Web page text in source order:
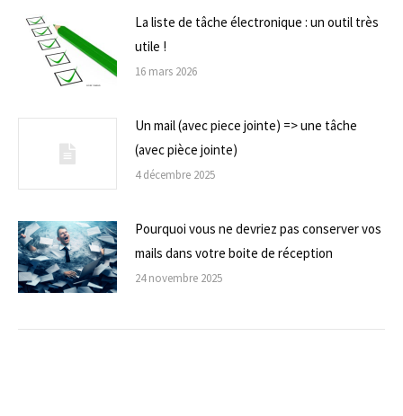
La liste de tâche électronique : un outil très
utile !
16 mars 2026
Un mail (avec piece jointe) => une tâche
(avec pièce jointe)
4 décembre 2025
Pourquoi vous ne devriez pas conserver vos
mails dans votre boite de réception
24 novembre 2025